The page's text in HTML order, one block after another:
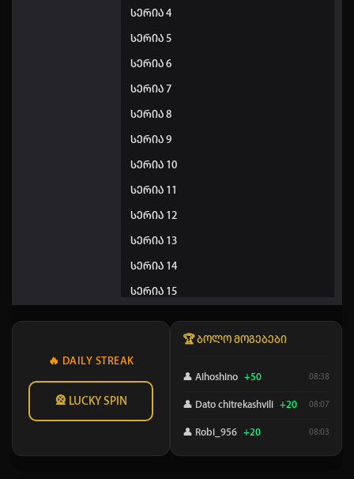
სერია 4
სერია 5
სერია 6
სერია 7
სერია 8
სერია 9
სერია 10
სერია 11
სერია 12
სერია 13
სერია 14
სერია 15
სერია 18
სერია 20
🔥 DAILY STREAK
🎡 LUCKY SPIN
🏆 ბოლო მოგებები
👤 Aihoshino +50 08:38
👤 Dato chitrekashvili +20 08:07
👤 Robi_956 +20 08:03